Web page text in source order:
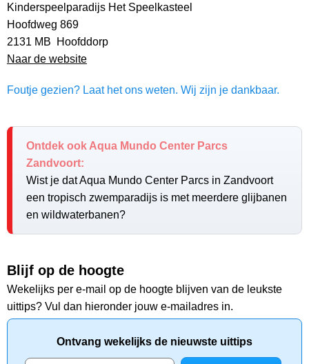
Kinderspeelparadijs Het Speelkasteel
Hoofdweg 869
2131 MB Hoofddorp
Naar de website
Foutje gezien? Laat het ons weten. Wij zijn je dankbaar.
Ontdek ook Aqua Mundo Center Parcs
Zandvoort:
Wist je dat Aqua Mundo Center Parcs in Zandvoort
een tropisch zwemparadijs is met meerdere glijbanen
en wildwaterbanen?
Blijf op de hoogte
Wekelijks per e-mail op de hoogte blijven van de leukste
uittips? Vul dan hieronder jouw e-mailadres in.
Ontvang wekelijks de nieuwste uittips